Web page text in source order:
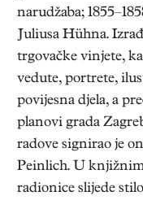
narudžaba;
Juliusa Hühna.
trgovačke vinjete,
vedute, portrete,
povijesna djela, a
planovi grada
radove signirao je
Peinlich. U
radionice slijede